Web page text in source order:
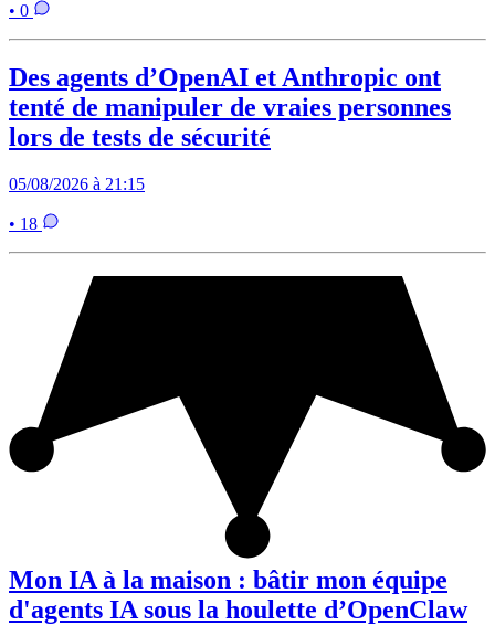
• 0
Des agents d’OpenAI et Anthropic ont
tenté de manipuler de vraies personnes
lors de tests de sécurité
05/08/2026 à 21:15
• 18
Mon IA à la maison : bâtir mon équipe
d'agents IA sous la houlette d’OpenClaw